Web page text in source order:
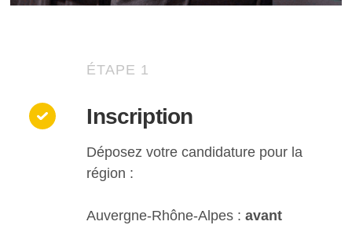
ÉTAPE 1
Inscription
Déposez votre candidature pour la
région :
Auvergne-Rhône-Alpes :avant